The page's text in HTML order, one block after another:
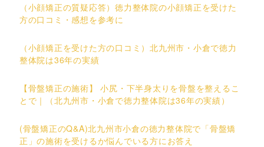
（小顔矯正の質疑応答）徳力整体院の小顔矯正を受けた
方の口コミ・感想を参考に
（小顔矯正を受けた方の口コミ）北九州市・小倉で徳力
整体院は36年の実績
【骨盤矯正の施術】 小尻・下半身太りを骨盤を整えるこ
とで｜（北九州市・小倉で徳力整体院は36年の実績）
(骨盤矯正のQ&A)北九州市小倉の徳力整体院で「骨盤矯
正」の施術を受けるか悩んでいる方にお答え